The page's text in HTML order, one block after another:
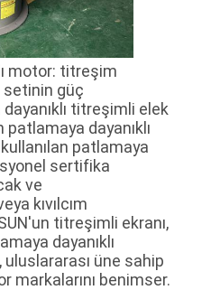
motor: titreşim
güç
titreşimli elek
dayanıklı
kullanılan patlamaya
sertifika
ve
kıvılcım
titreşimli ekranı,
dayanıklı
üne sahip
markalarını benimser.